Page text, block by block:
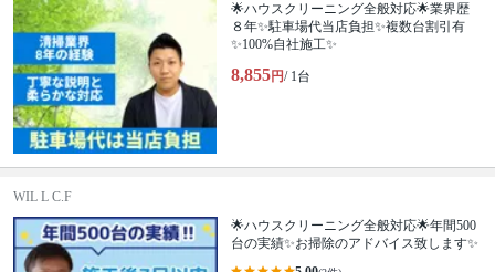
🌟ハウスクリーニング全般対応🌟業界歴
８年✨駐車場代当店負担✨複数台割引有
✨100%自社施工✨
8,855円/ 1台
WIL L C.F
🌟ハウスクリーニング全般対応🌟年間500
台の実績✨お掃除のアドバイス致します✨